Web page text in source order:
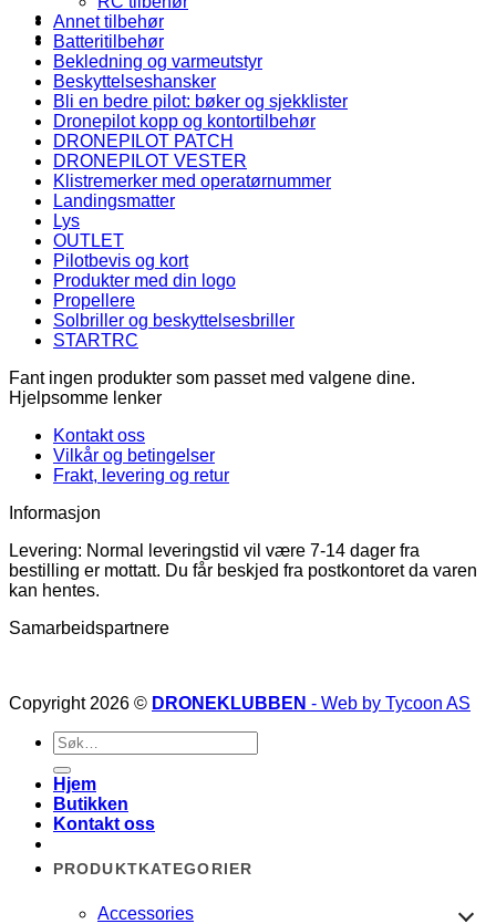
Annet tilbehør
Batteritilbehør
Bekledning og varmeutstyr
Beskyttelseshansker
Bli en bedre pilot: bøker og sjekklister
Dronepilot kopp og kontortilbehør
DRONEPILOT PATCH
DRONEPILOT VESTER
Klistremerker med operatørnummer
Landingsmatter
Lys
OUTLET
Pilotbevis og kort
Produkter med din logo
Propellere
Solbriller og beskyttelsesbriller
STARTRC
Fant ingen produkter som passet med valgene dine.
Hjelpsomme lenker
Kontakt oss
Vilkår og betingelser
Frakt, levering og retur
Informasjon
Levering: Normal leveringstid vil være 7-14 dager fra
bestilling er mottatt. Du får beskjed fra postkontoret da varen
kan hentes.
Samarbeidspartnere
Copyright 2026 © DRONEKLUBBEN - Web by Tycoon AS
Søk
etter:
Hjem
Butikken
Kontakt oss
PRODUKTKATEGORIER
Accessories